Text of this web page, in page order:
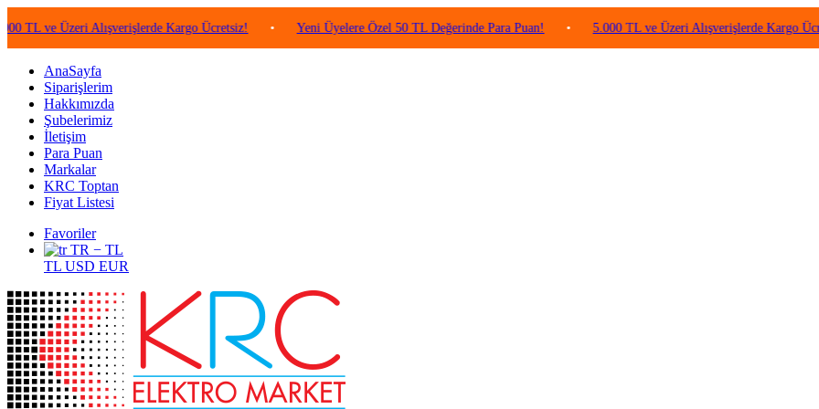
Üzeri Alışverişlerde Kargo Ücretsiz! • Yeni Üyelere Özel 50 TL Değerinde Para Puan! • 5.000 TL ve Üzeri Alışverişlerde Kargo Ücretsiz!
AnaSayfa
Siparişlerim
Hakkımızda
Şubelerimiz
İletişim
Para Puan
Markalar
KRC Toptan
Fiyat Listesi
Favoriler
TR − TL
TL USD EUR